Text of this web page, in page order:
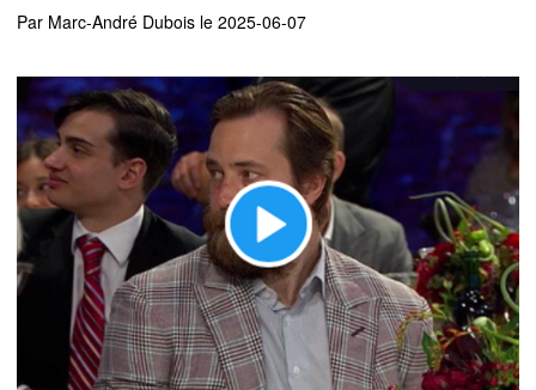
Par Marc-André Dubois le 2025-06-07